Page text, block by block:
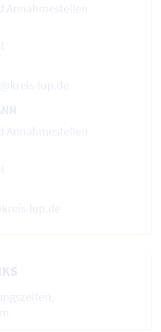
Annahmestellen
lup.de
Annahmestellen
lup.de